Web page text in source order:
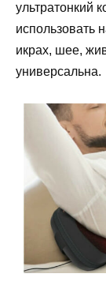
ультратонкий
использовать
икрах, шее,
универсальна.